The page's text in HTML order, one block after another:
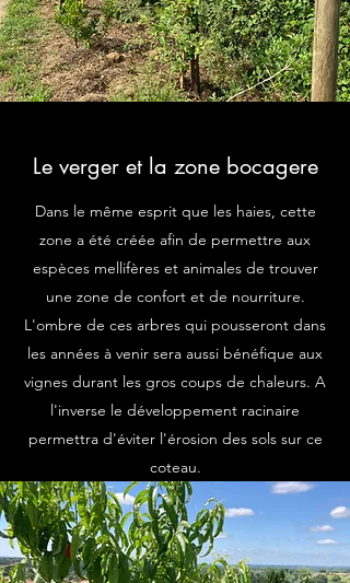
Le verger et la zone bocagere
Dans le même esprit que les haies, cette
zone a été créée afin de permettre aux
espèces mellifères et animales de trouver
une zone de confort et de nourriture.
L'ombre de ces arbres qui pousseront dans
les années à venir sera aussi bénéfique aux
vignes durant les gros coups de chaleurs. A
l'inverse le développement racinaire
permettra d'éviter l'érosion des sols sur ce
coteau.